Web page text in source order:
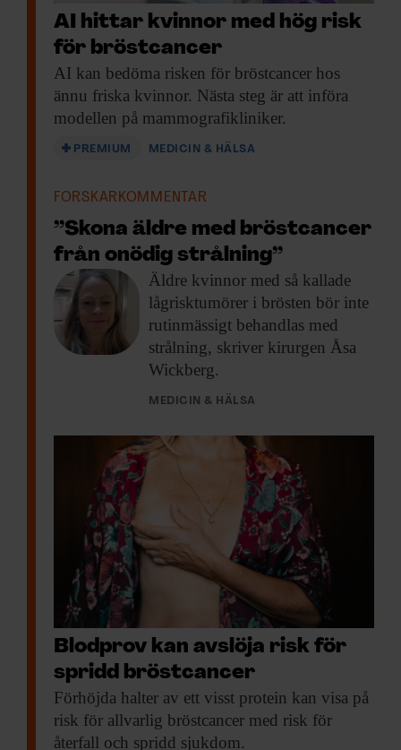
AI hittar kvinnor med hög risk
för bröstcancer
AI kan bedöma risken för bröstcancer hos
ännu friska kvinnor. Nästa steg är att införa
modellen på mammografikliniker.
PREMIUM MEDICIN & HÄLSA
FORSKARKOMMENTAR
”Skona äldre med bröstcancer
från onödig strålning”
Äldre kvinnor med så kallade
lågrisktumörer i brösten bör inte
rutinmässigt behandlas med
strålning, skriver kirurgen Åsa
Wickberg.
MEDICIN & HÄLSA
Blodprov kan avslöja risk för
spridd bröstcancer
Förhöjda halter av ett visst protein kan visa på
risk för allvarlig bröstcancer med risk för
återfall och spridd sjukdom.